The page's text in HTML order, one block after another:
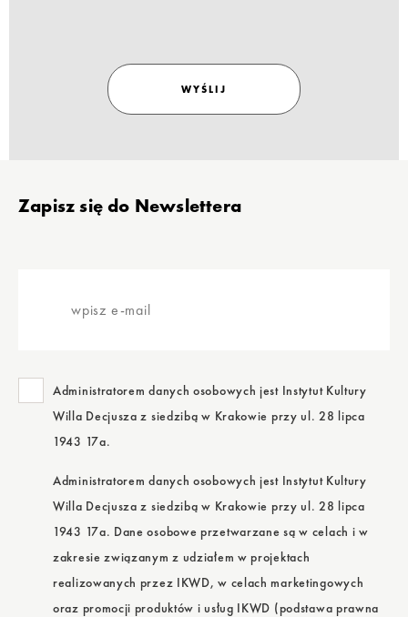
WYŚLIJ
StopkaZapisz się do Newslettera
Administratorem danych osobowych jest Instytut Kultury
Willa Decjusza z siedzibą w Krakowie przy ul. 28 lipca
1943 17a.
Administratorem danych osobowych jest Instytut Kultury
Willa Decjusza z siedzibą w Krakowie przy ul. 28 lipca
1943 17a. Dane osobowe przetwarzane są w celach i w
zakresie związanym z udziałem w projektach
realizowanych przez IKWD, w celach marketingowych
oraz promocji produktów i usług IKWD (podstawa prawna